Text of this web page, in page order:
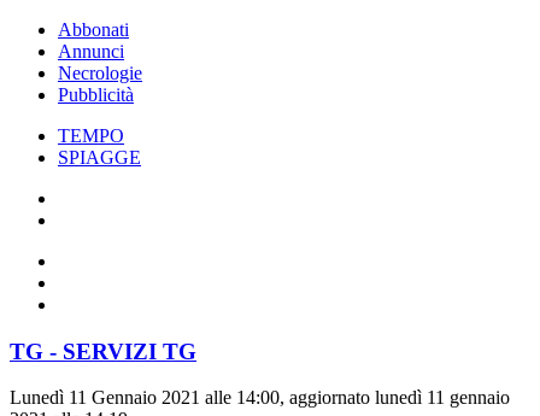
Abbonati
Annunci
Necrologie
Pubblicità
TEMPO
SPIAGGE
TG - SERVIZI TG
Lunedì 11 Gennaio 2021 alle 14:00, aggiornato lunedì 11 gennaio